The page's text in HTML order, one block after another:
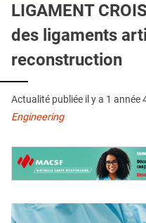
CRÉDITS
LIGAMENT
des ligaments
reconstruction
Actualité publiée il y a 1 année
Engineering